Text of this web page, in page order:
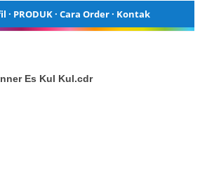
· PRODUK· Cara Order· Kontak
Es Kul Kul.cdr